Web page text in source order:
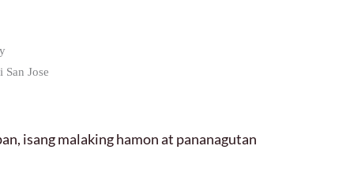
Jose
isang malaking hamon at pananagutan